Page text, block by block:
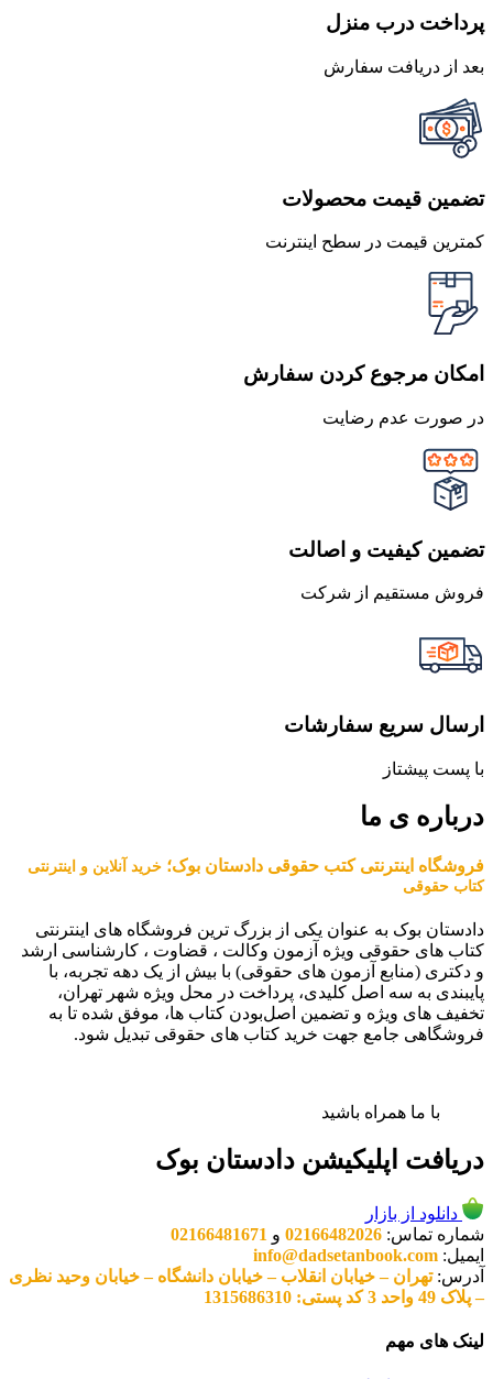
پرداخت درب منزل
بعد از دریافت سفارش
تضمین قیمت محصولات
کمترین قیمت در سطح اینترنت
امکان مرجوع کردن سفارش
در صورت عدم رضایت
تضمین کیفیت و اصالت
فروش مستقیم از شرکت
ارسال سریع سفارشات
با پست پیشتاز
درباره ی ما
فروشگاه اینترنتی کتب حقوقی دادستان بوک؛ خرید آنلاین و اینترنتی
کتاب حقوقی
دادستان بوک به عنوان یکی از بزرگ ترین فروشگاه های اینترنتی
کتاب های حقوقی ویژه آزمون وکالت ، قضاوت ، کارشناسی ارشد
و دکتری (منابع آزمون های حقوقی) با بیش از یک دهه تجربه، با
پایبندی به سه اصل کلیدی، پرداخت در محل ویژه شهر تهران،
تخفیف های ویژه و تضمین اصل‌بودن کتاب ها، موفق شده تا به
فروشگاهی جامع جهت خرید کتاب های حقوقی تبدیل شود.
با ما همراه باشید
دریافت اپلیکیشن دادستان بوک
دانلود از بازار
شماره تماس: 02166482026 و 02166481671
ایمیل: info@dadsetanbook.com
آدرس:تهران – خیابان انقلاب – خیابان دانشگاه – خیابان وحید نظری
– پلاک 49 واحد 3 کد پستی: 1315686310
لینک های مهم